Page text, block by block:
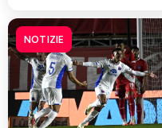
NOTIZIE